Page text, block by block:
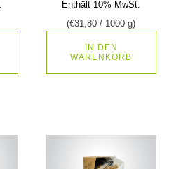
Enthält 10% MwSt.
(€31,80 / 1000 g)
IN DEN
WARENKORB